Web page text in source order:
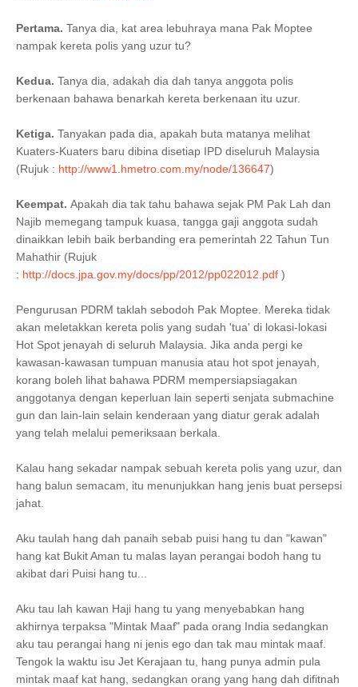
Pertama. Tanya dia, kat area lebuhraya mana Pak Moptee
nampak kereta polis yang uzur tu?
Kedua. Tanya dia, adakah dia dah tanya anggota polis
berkenaan bahawa benarkah kereta berkenaan itu uzur.
Ketiga. Tanyakan pada dia, apakah buta matanya melihat
Kuaters-Kuaters baru dibina disetiap IPD diseluruh Malaysia
(Rujuk : http://www1.hmetro.com.my/node/136647)
Keempat. Apakah dia tak tahu bahawa sejak PM Pak Lah dan
Najib memegang tampuk kuasa, tangga gaji anggota sudah
dinaikkan lebih baik berbanding era pemerintah 22 Tahun Tun
Mahathir (Rujuk
: http://docs.jpa.gov.my/docs/pp/2012/pp022012.pdf )
Pengurusan PDRM taklah sebodoh Pak Moptee. Mereka tidak
akan meletakkan kereta polis yang sudah 'tua' di lokasi-lokasi
Hot Spot jenayah di seluruh Malaysia. Jika anda pergi ke
kawasan-kawasan tumpuan manusia atau hot spot jenayah,
korang boleh lihat bahawa PDRM mempersiapsiagakan
anggotanya dengan keperluan lain seperti senjata submachine
gun dan lain-lain selain kenderaan yang diatur gerak adalah
yang telah melalui pemeriksaan berkala.
Kalau hang sekadar nampak sebuah kereta polis yang uzur, dan
hang balun semacam, itu menunjukkan hang jenis buat persepsi
jahat.
Aku taulah hang dah panaih sebab puisi hang tu dan "kawan"
hang kat Bukit Aman tu malas layan perangai bodoh hang tu
akibat dari Puisi hang tu...
Aku tau lah kawan Haji hang tu yang menyebabkan hang
akhirnya terpaksa "Mintak Maaf" pada orang India sedangkan
aku tau perangai hang ni jenis ego dan tak mau mintak maaf.
Tengok la waktu isu Jet Kerajaan tu, hang punya admin pula
mintak maaf kat hang, sedangkan orang yang hang dah difitnah